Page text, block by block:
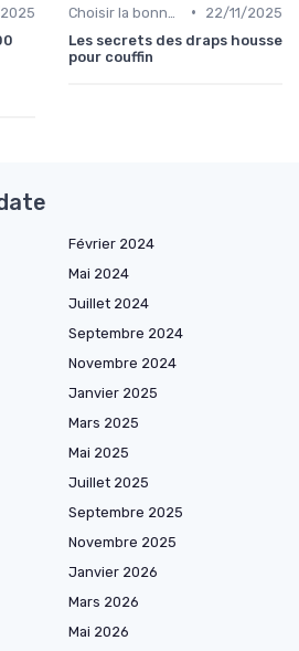
•
22/11/2025
Les secrets des draps housse
pour couffin
Février 2024
Mai 2024
Juillet 2024
Septembre 2024
Novembre 2024
Janvier 2025
Mars 2025
Mai 2025
Juillet 2025
Septembre 2025
Novembre 2025
Janvier 2026
Mars 2026
Mai 2026